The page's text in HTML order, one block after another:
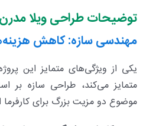
توضیحات طراحی ویلا
مهندسی سازه: کاهش هزینه‌ها با
یکی از ویژگی‌های متمایز این
متمایز می‌کند، طراحی سازه بر
موضوع دو مزیت بزرگ برای کارفرما